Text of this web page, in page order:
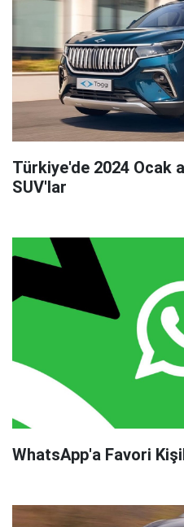
Türkiye'de 2024 Ocak
SUV'lar
WhatsApp'a Favori